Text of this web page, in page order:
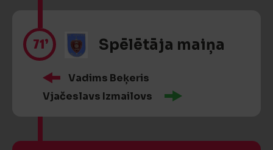
71’ Spēlētāja maiņa
Vadims Beķeris
Vjačeslavs Izmailovs